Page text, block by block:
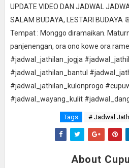
UPDATE VIDEO DAN JADWAL
SALAM BUDAYA, LESTARI BUDAYA
Tempat : Monggo diramaikan.
panjenengan, ora ono kowe ora
#jadwal_jathilan_jogja
#jadwal_jathilan_bantul
#jadwal_jathilan_kulonprogo
#jadwal_wayang_kulit
Tags # Jadwal
About